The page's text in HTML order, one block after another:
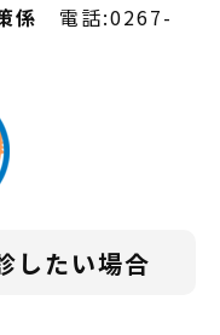
係 電話:0267-
したい場合